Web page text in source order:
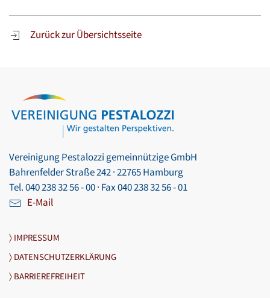
Zurück zur Übersichtsseite
Vereinigung Pestalozzi gemeinnützige GmbH
Bahrenfelder Straße 242 · 22765 Hamburg
Tel. 040 238 32 56 - 00 · Fax 040 238 32 56 - 01
E-Mail
〉 IMPRESSUM
〉 DATENSCHUTZERKLÄRUNG
〉 BARRIEREFREIHEIT